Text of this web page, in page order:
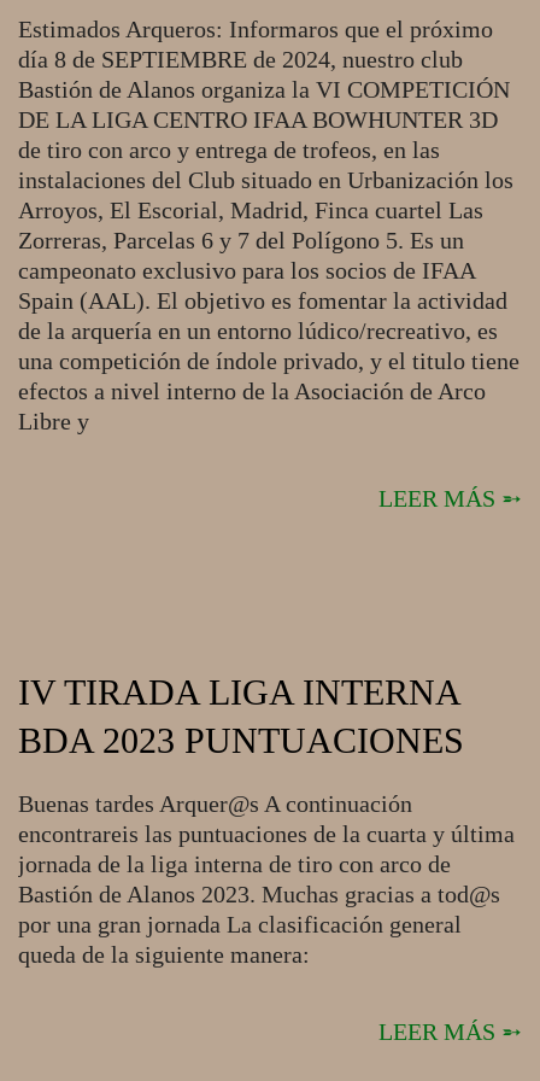
08-
05
Estimados Arqueros: Informaros que el próximo
día 8 de SEPTIEMBRE de 2024, nuestro club
Bastión de Alanos organiza la VI COMPETICIÓN
DE LA LIGA CENTRO IFAA BOWHUNTER 3D
de tiro con arco y entrega de trofeos, en las
instalaciones del Club situado en Urbanización los
Arroyos, El Escorial, Madrid, Finca cuartel Las
Zorreras, Parcelas 6 y 7 del Polígono 5. Es un
campeonato exclusivo para los socios de IFAA
Spain (AAL). El objetivo es fomentar la actividad
de la arquería en un entorno lúdico/recreativo, es
una competición de índole privado, y el titulo tiene
efectos a nivel interno de la Asociación de Arco
Libre y
LEER MÁS ➵
IV TIRADA LIGA INTERNA
BDA 2023 PUNTUACIONES
12-
17
Buenas tardes Arquer@s A continuación
encontrareis las puntuaciones de la cuarta y última
jornada de la liga interna de tiro con arco de
Bastión de Alanos 2023. Muchas gracias a tod@s
por una gran jornada La clasificación general
queda de la siguiente manera:
LEER MÁS ➵